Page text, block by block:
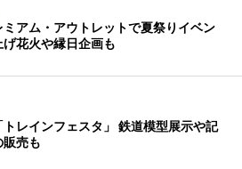
アム・アウトレットで夏祭りイベン
花火や縁日企画も
レインフェスタ」 鉄道模型展示や記
売も